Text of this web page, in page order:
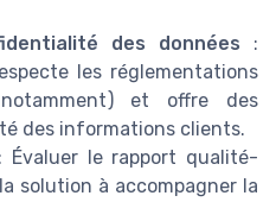
des données :
les réglementations
et offre des
des informations clients.
: Évaluer le rapport qualité-
solution à accompagner la